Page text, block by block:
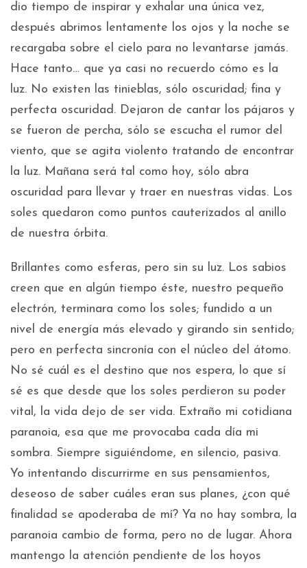
dio tiempo de inspirar y exhalar una única vez,
después abrimos lentamente los ojos y la noche se
recargaba sobre el cielo para no levantarse jamás.
Hace tanto… que ya casi no recuerdo cómo es la
luz. No existen las tinieblas, sólo oscuridad; fina y
perfecta oscuridad. Dejaron de cantar los pájaros y
se fueron de percha, sólo se escucha el rumor del
viento, que se agita violento tratando de encontrar
la luz. Mañana será tal como hoy, sólo abra
oscuridad para llevar y traer en nuestras vidas. Los
soles quedaron como puntos cauterizados al anillo
de nuestra órbita.
Brillantes como esferas, pero sin su luz. Los sabios
creen que en algún tiempo éste, nuestro pequeño
electrón, terminara como los soles; fundido a un
nivel de energía más elevado y girando sin sentido;
pero en perfecta sincronía con el núcleo del átomo.
No sé cuál es el destino que nos espera, lo que sí
sé es que desde que los soles perdieron su poder
vital, la vida dejo de ser vida. Extraño mi cotidiana
paranoia, esa que me provocaba cada día mi
sombra. Siempre siguiéndome, en silencio, pasiva.
Yo intentando discurrirme en sus pensamientos,
deseoso de saber cuáles eran sus planes, ¿con qué
finalidad se apoderaba de mí? Ya no hay sombra, la
paranoia cambio de forma, pero no de lugar. Ahora
mantengo la atención pendiente de los hoyos